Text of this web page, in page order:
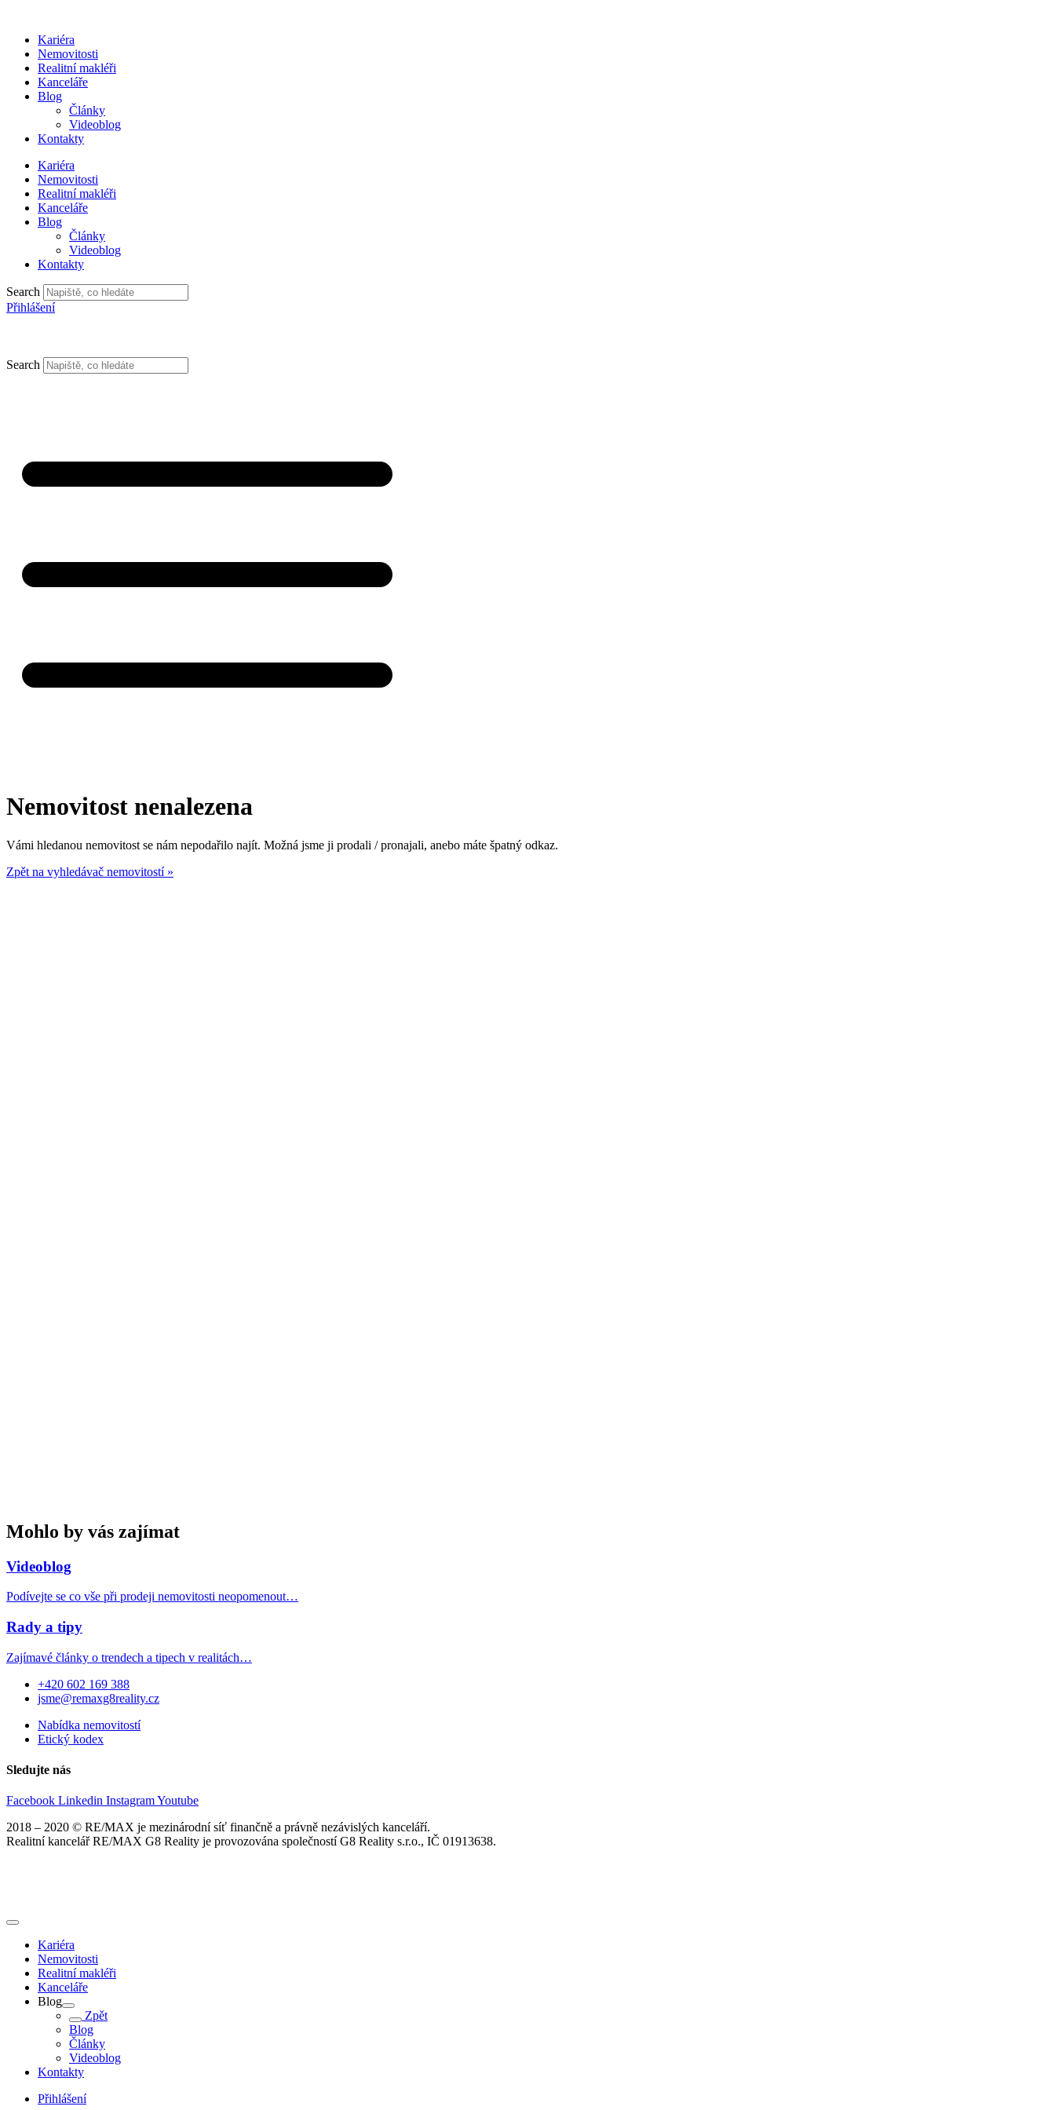
obsahuKariéra
Nemovitosti
Realitní makléři
Kanceláře
Blog
Články
Videoblog
Kontakty
Kariéra
Nemovitosti
Realitní makléři
Kanceláře
Blog
Články
Videoblog
Kontakty
Search
Přihlášení
Search
Nemovitost nenalezena
Vámi hledanou nemovitost se nám nepodařilo najít. Možná jsme ji prodali / pronajali, anebo máte špatný odkaz.
Zpět na vyhledávač nemovitostí »
Mohlo by vás zajímat
Videoblog
Podívejte se co vše při prodeji nemovitosti neopomenout…
Rady a tipy
Zajímavé články o trendech a tipech v realitách…
+420 602 169 388
jsme@remaxg8reality.cz
Nabídka nemovitostí
Etický kodex
Sledujte nás
Facebook Linkedin InstagramYoutube
2018 – 2020 © RE/MAX je mezinárodní síť finančně a právně nezávislých kanceláří.
Realitní kancelář RE/MAX G8 Reality je provozována společností G8 Reality s.r.o., IČ 01913638.
Kariéra
Nemovitosti
Realitní makléři
Kanceláře
Blog
Zpět
Blog
Články
Videoblog
Kontakty
Přihlášení